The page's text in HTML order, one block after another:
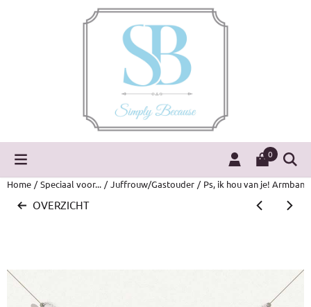
Cookievoorkeuren zijn momenteel gesloten.
0
Home / Speciaal voor... / Juffrouw/Gastouder / Ps, ik hou van je! Armband
OVERZICHT